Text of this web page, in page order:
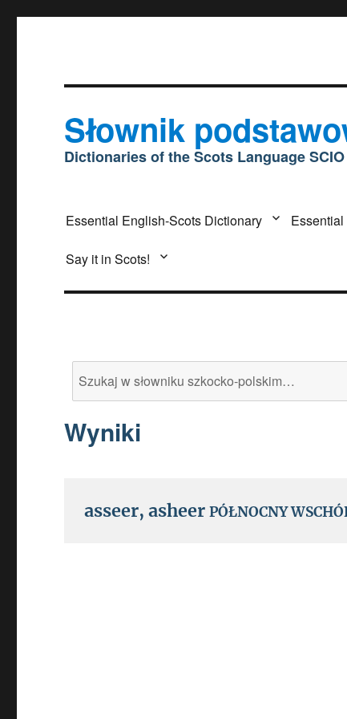
Słownik
Dictionaries of the Scots Language SCIO
Essential English-Scots Dictionary
Say it in Scots!
Wyniki
asseer,asheer PÓŁNOCNY